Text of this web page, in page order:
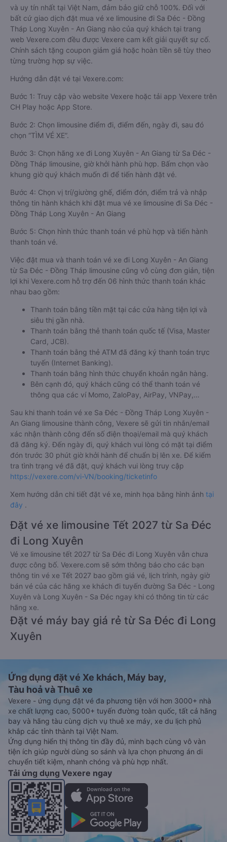
và uy tín nhất tại Việt Nam, đảm bảo giữ chỗ 100%. Đối với
bất cứ giao dịch đặt mua vé xe limousine đi Sa Đéc - Đồng
Tháp Long Xuyên - An Giang nào của quý khách tại trang
web Vexere.com đều được Vexere cam kết giải quyết sự cố.
Chính sách tặng coupon giảm giá hoặc hoàn tiền sẽ tùy theo
từng trường hợp sự việc.
Hướng dẫn đặt vé tại Vexere.com:
Bước 1: Truy cập vào website Vexere hoặc tải app Vexere trên
CH Play hoặc App Store.
Bước 2: Chọn limousine điểm đi, điểm đến, ngày đi, sau đó
chọn “TÌM VÉ XE”.
Bước 3: Chọn hãng xe đi Long Xuyên - An Giang từ Sa Đéc -
Đồng Tháp limousine, giờ khởi hành phù hợp. Bấm chọn vào
khung giờ quý khách muốn đi để tiến hành đặt vé.
Bước 4: Chọn vị trí/giường ghế, điểm đón, điểm trả và nhập
thông tin hành khách khi đặt mua vé xe limousine đi Sa Đéc -
Đồng Tháp Long Xuyên - An Giang
Bước 5: Chọn hình thức thanh toán vé phù hợp và tiến hành
thanh toán vé.
Việc đặt mua và thanh toán vé xe đi Long Xuyên - An Giang
từ Sa Đéc - Đồng Tháp limousine cũng vô cùng đơn giản, tiện
lợi khi Vexere.com hỗ trợ đến 06 hình thức thanh toán khác
nhau bao gồm:
Thanh toán bằng tiền mặt tại các cửa hàng tiện lợi và
siêu thị gần nhà.
Thanh toán bằng thẻ thanh toán quốc tế (Visa, Master
Card, JCB).
Thanh toán bằng thẻ ATM đã đăng ký thanh toán trực
tuyến (Internet Banking).
Thanh toán bằng hình thức chuyển khoản ngân hàng.
Bên cạnh đó, quý khách cũng có thể thanh toán vé
thông qua các ví Momo, ZaloPay, AirPay, VNPay,…
Sau khi thanh toán vé xe Sa Đéc - Đồng Tháp Long Xuyên -
An Giang limousine thành công, Vexere sẽ gửi tin nhắn/email
xác nhận thành công đến số điện thoại/email mà quý khách
đã đăng ký. Đến ngày đi, quý khách vui lòng có mặt tại điểm
đón trước 30 phút giờ khởi hành để chuẩn bị lên xe. Để kiểm
tra tình trạng vé đã đặt, quý khách vui lòng truy cập
https://vexere.com/vi-VN/booking/ticketinfo
Xem hướng dẫn chi tiết đặt vé xe, minh họa bằng hình ảnh tại
đây .
Đặt vé xe limousine Tết 2027 từ Sa Đéc
đi Long Xuyên
Vé xe limousine tết 2027 từ Sa Đéc đi Long Xuyên vẫn chưa
được công bố. Vexere.com sẽ sớm thông báo cho các bạn
thông tin vé xe Tết 2027 bao gồm giá vé, lịch trình, ngày giờ
bán vé của các hãng xe khách đi tuyến đường Sa Đéc - Long
Xuyên và Long Xuyên - Sa Đéc ngay khi có thông tin từ các
hãng xe.
Đặt vé máy bay giá rẻ từ Sa Đéc đi Long
Xuyên
Ứng dụng đặt vé Xe khách, Máy bay,
Tàu hoả và Thuê xe
Vexere - ứng dụng đặt vé đa phương tiện với hơn 3000+ nhà
xe chất lượng cao, 5000+ tuyến đường toàn quốc, tất cả hãng
bay và hãng tàu cùng dịch vụ thuê xe máy, xe du lịch phủ
khắp các tỉnh thành tại Việt Nam.
Ứng dụng hiển thị thông tin đầy đủ, minh bạch cùng vô vàn
tiện ích giúp người dùng so sánh và lựa chọn phương án di
chuyển tiết kiệm, nhanh chóng và phù hợp nhất.
Tải ứng dụng Vexere ngay